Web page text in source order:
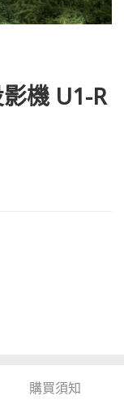
機 U1-R
購買須知